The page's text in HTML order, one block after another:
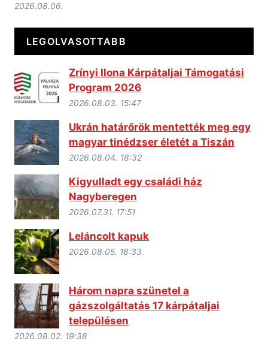
2026.08.06.
LEGOLVASOTTABB
Zrínyi Ilona Kárpátaljai Támogatási
Program 2026
2026.08.03. 15:47
Ukrán határőrök mentették meg egy
magyar tinédzser életét a Tiszán
2026.08.04. 18:32
Kigyulladt egy családi ház
Nagyberegen
2026.07.31. 17:51
Leláncolt kapuk
2026.08.05. 18:33
Három napra szünetel a
gázszolgáltatás 17 kárpátaljai
településen
2026.08.02. 19:38